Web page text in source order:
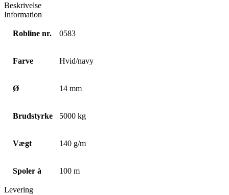
Beskrivelse
Information
Robline nr. 0583
Farve Hvid/navy
Ø 14 mm
Brudstyrke 5000 kg
Vægt 140 g/m
Spoler à 100 m
Levering